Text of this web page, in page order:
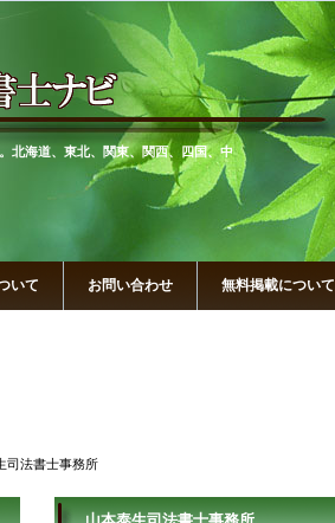
北海道、東北、関東、関西、四国、中
いて お問い合わせ 無料掲載について
司法書士事務所